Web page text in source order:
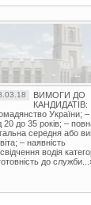
ВИМОГИ ДО
КАНДИДАТІВ:
України; –
20 до 35 років; –
середня або
– наявність
водія
до